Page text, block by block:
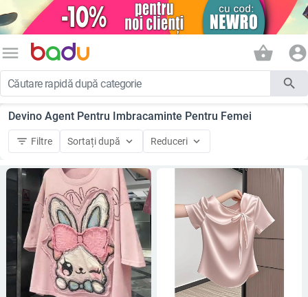
menu shopping_basket account_circle
search
Devino Agent Pentru Imbracaminte Pentru Femei
filter_list Filtre Sortați după keyboard_arrow_down Reduceri keyboard_arrow_down